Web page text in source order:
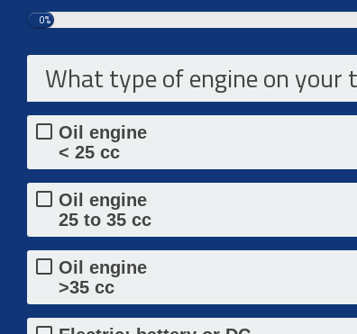
0%
What type of engine on your
Oil engine
< 25 cc
Oil engine
25 to 35 cc
Oil engine
>35 cc